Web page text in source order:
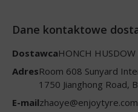
Dane kontaktowe
DostawcaHONCH HUSDOW
AdresRoom 608 Sunyard
1750 Jianghong Road,
E-mailzhaoye@enjoytyre.com